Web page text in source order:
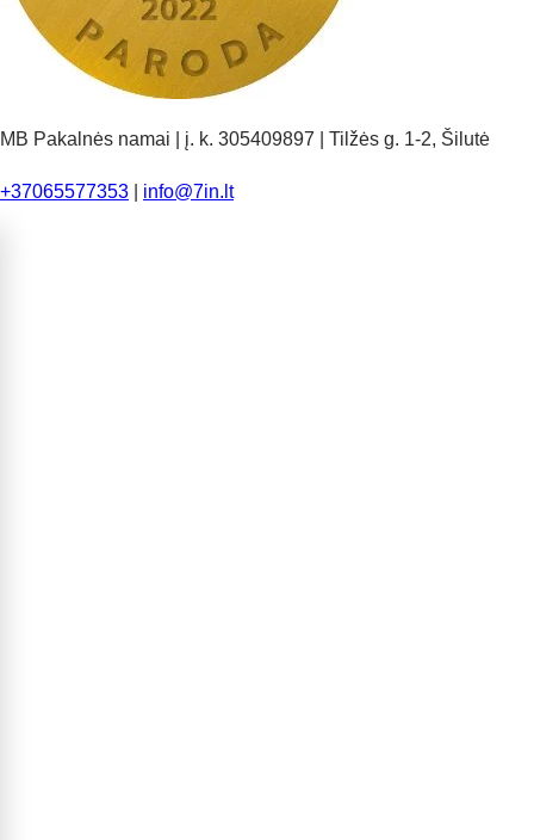
MB Pakalnės namai | į. k. 305409897 | Tilžės g. 1-2, Šilutė
+37065577353 info@7in.lt